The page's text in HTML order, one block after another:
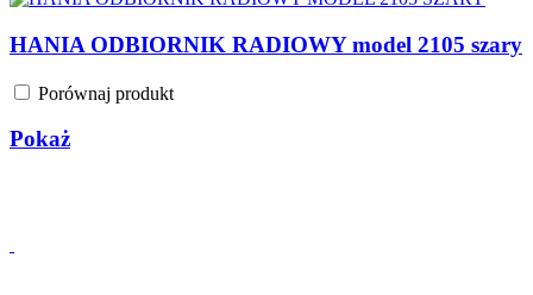
HANIA ODBIORNIK RADIOWY model 2105 szary
Porównaj produkt
Pokaż